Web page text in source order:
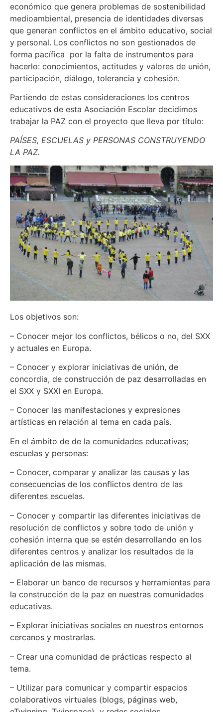
económico que genera problemas de sostenibilidad
medioambiental, presencia de identidades diversas
que generan conflictos en el ámbito educativo, social
y personal. Los conflictos no son gestionados de
forma pacífica por la falta de instrumentos para
hacerlo: conocimientos, actitudes y valores de unión,
participación, diálogo, tolerancia y cohesión.
Partiendo de estas consideraciones los centros
educativos de esta Asociación Escolar decidimos
trabajar la PAZ con el proyecto que lleva por título:
PAÍSES, ESCUELAS y PERSONAS CONSTRUYENDO
LA PAZ.
Los objetivos son:
– Conocer mejor los conflictos, bélicos o no, del SXX
y actuales en Europa.
– Conocer y explorar iniciativas de unión, de
concordia, de construcción de paz desarrolladas en
el SXX y SXXI en Europa.
– Conocer las manifestaciones y expresiones
artísticas en relación al tema en cada país.
En el ámbito de de la comunidades educativas;
escuelas y personas:
– Conocer, comparar y analizar las causas y las
consecuencias de los conflictos dentro de las
diferentes escuelas.
– Conocer y compartir las diferentes iniciativas de
resolución de conflictos y sobre todo de unión y
cohesión interna que se estén desarrollando en los
diferentes centros y analizar los resultados de la
aplicación de las mismas.
– Elaborar un banco de recursos y herramientas para
la construcción de la paz en nuestras comunidades
educativas.
– Explorar iniciativas sociales en nuestros entornos
cercanos y mostrarlas.
– Crear una comunidad de prácticas respecto al
tema.
– Utilizar para comunicar y compartir espacios
colaborativos virtuales (blogs, páginas web,